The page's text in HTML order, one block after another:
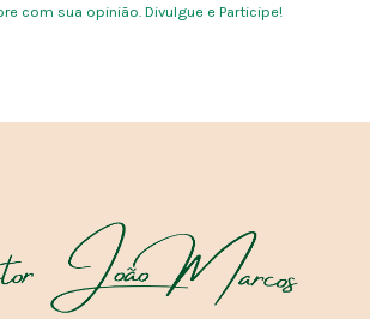
com sua opinião. Divulgue e Participe!